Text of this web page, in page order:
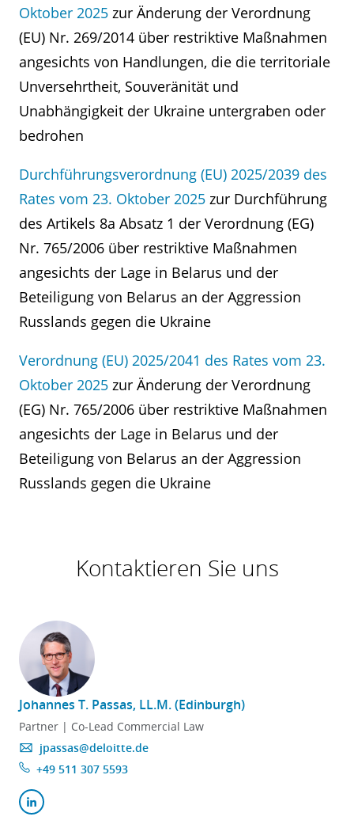
Oktober 2025 zur Änderung der Verordnung
(EU) Nr. 269/2014 über restriktive Maßnahmen
angesichts von Handlungen, die die territoriale
Unversehrtheit, Souveränität und
Unabhängigkeit der Ukraine untergraben oder
bedrohen
Durchführungsverordnung (EU) 2025/2039 des
Rates vom 23. Oktober 2025 zur Durchführung
des Artikels 8a Absatz 1 der Verordnung (EG)
Nr. 765/2006 über restriktive Maßnahmen
angesichts der Lage in Belarus und der
Beteiligung von Belarus an der Aggression
Russlands gegen die Ukraine
Verordnung (EU) 2025/2041 des Rates vom 23.
Oktober 2025 zur Änderung der Verordnung
(EG) Nr. 765/2006 über restriktive Maßnahmen
angesichts der Lage in Belarus und der
Beteiligung von Belarus an der Aggression
Russlands gegen die Ukraine
Kontaktieren Sie uns
Johannes T. Passas, LL.M. (Edinburgh)
Partner | Co-Lead Commercial Law
jpassas@deloitte.de
+49 511 307 5593